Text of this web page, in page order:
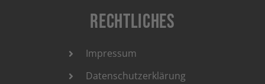
Rechtliches
Impressum
Datenschutzerklärung